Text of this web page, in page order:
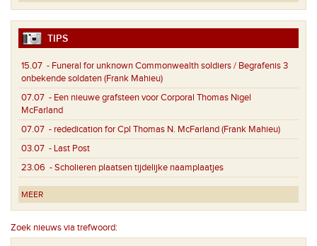
TIPS
15.07 - Funeral for unknown Commonwealth soldiers / Begrafenis 3
onbekende soldaten (Frank Mahieu)
07.07 - Een nieuwe grafsteen voor Corporal Thomas Nigel
McFarland
07.07 - rededication for Cpl Thomas N. McFarland (Frank Mahieu)
03.07 - Last Post
23.06 - Scholieren plaatsen tijdelijke naamplaatjes
MEER
Zoek nieuws via trefwoord: